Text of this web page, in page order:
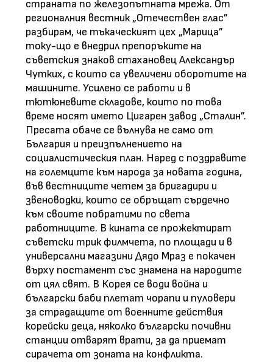
страната по железопътната мрежа. От
регионалния вестник „Отечествен глас”
разбирам, че тъкаческият цех „Марица”
току-що е внедрил препоръките на
съветския знаков стахановец Александър
Чутких, с които са увеличени оборотите на
машините. Усилено се работи и в
тютюневите складове, които по това
време носят името Цигарен завод „Сталин”.
Пресата обаче се вълнува не само от
България и преизпълнението на
социалистическия план. Наред с поздравите
на големците към народа за новата година,
във вестниците четем за бригадири и
звеноводки, които се обръщат сърдечно
към своите побратими по света
работниците. В кината се прожектират
съветски трик филмчета, по площади и в
универсални магазини Дядо Мраз е покачен
върху постамент със знамена на народите
от цял свят. В Корея се води война и
български баби плетат чорапи и пуловери
за страдащите от военните действия
корейски деца, няколко български почивни
станции отварят врати, за да приемат
сирачета от зоната на конфликта.